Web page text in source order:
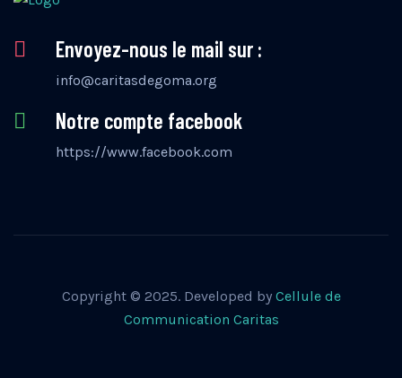
Envoyez-nous le mail sur :
info@caritasdegoma.org
Notre compte facebook
https://www.facebook.com
Copyright © 2025. Developed by Cellule de
Communication Caritas